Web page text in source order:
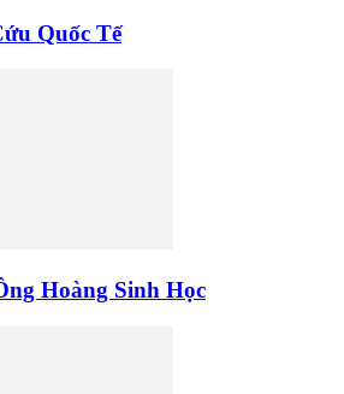
Quốc Tế
Hoàng Sinh Học